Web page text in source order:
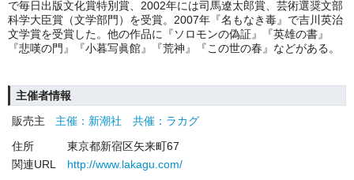
で毎日出版文化賞特別賞、2002年には司馬遼太郎賞、芸術選奨文部
科学大臣賞（文学部門）を受賞。2007年『名もなき毒』で吉川英治
文学賞を受賞した。他の作品に『ソロモンの偽証』『英雄の書』
『悲嘆の門』『小暮写眞館』『荒神』『この世の春』などがある。
主催者情報
販売主
主催：新潮社 共催：ラカグ
住所
東京都新宿区矢来町67
関連URL
http://www.lakagu.com/